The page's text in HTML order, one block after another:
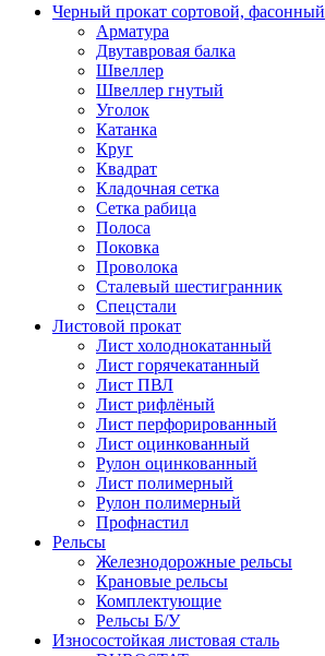
Черный прокат сортовой, фасонный
Арматура
Двутавровая балка
Швеллер
Швеллер гнутый
Уголок
Катанка
Круг
Квадрат
Кладочная сетка
Сетка рабица
Полоса
Поковка
Проволока
Сталевый шестигранник
Спецстали
Листовой прокат
Лист холоднокатанный
Лист горячекатанный
Лист ПВЛ
Лист рифлёный
Лист перфорированный
Лист оцинкованный
Рулон оцинкованный
Лист полимерный
Рулон полимерный
Профнастил
Рельсы
Железнодорожные рельсы
Крановые рельсы
Комплектующие
Рельсы Б/У
Износостойкая листовая сталь